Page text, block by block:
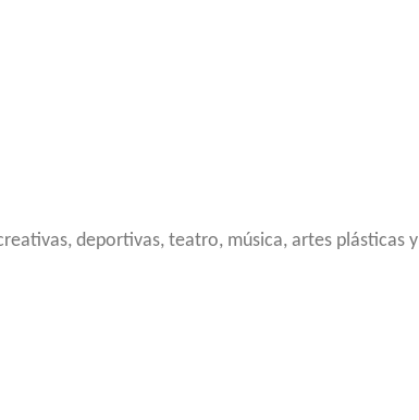
deportivas, teatro, música, artes plásticas y